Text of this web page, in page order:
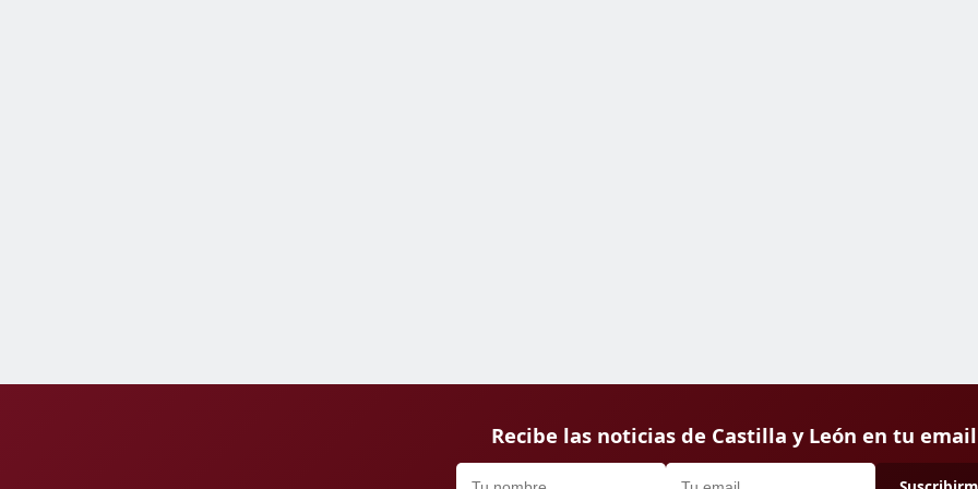
Recibe las noticias de Castilla y León en tu email